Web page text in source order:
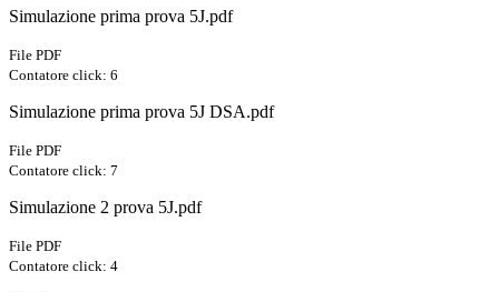
Simulazione prima prova 5J.pdf
File PDF
Contatore click: 6
Simulazione prima prova 5J DSA.pdf
File PDF
Contatore click: 7
Simulazione 2 prova 5J.pdf
File PDF
Contatore click: 4